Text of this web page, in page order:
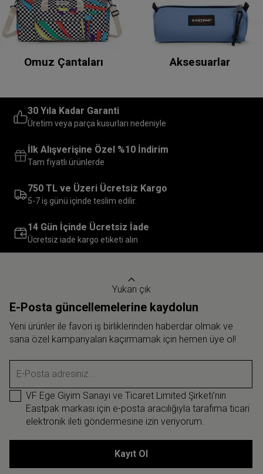
Omuz Çantaları Aksesuarlar
30 Yıla Kadar Garanti
Üretim veya parça kusurları nedeniyle
İlk Alışverişine Özel %10 İndirim
Tam fiyatlı ürünlerde
750 TL ve Üzeri Ücretsiz Kargo
5-7 iş günü içinde teslim edilir.
14 Gün İçinde Ücretsiz İade
Ücretsiz iade kargo etiketi alın
Yukarı çık
E-Posta güncellemelerine kaydolun
Yeni ürünler ile favori iş birliklerinden haberdar olmak ve
sana özel kampanyaları kaçırmamak için hemen üye ol!
E-Posta adresiniz...
VF Ege Giyim Sanayi ve Ticaret Limited Şirketi’nin
Eastpak markası için e-posta aracılığıyla tarafıma ticari
elektronik ileti göndermesine izin veriyorum.
Kayıt Ol